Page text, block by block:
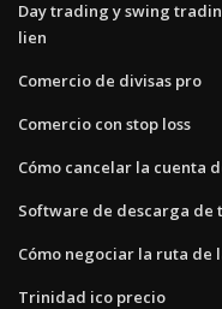
Day trading y swing
lien
Comercio de divisas pro
Comercio con stop loss
Cómo cancelar la cuenta
Software de descarga de
Cómo negociar la ruta de
Trinidad ico precio